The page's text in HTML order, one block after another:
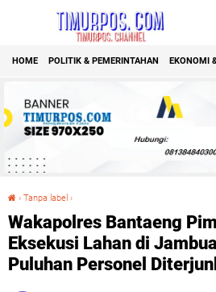
HOME POLITIK & PEMERINTAHAN EKONOMI
› Tanpa label ›
Wakapolres Bantaeng
Eksekusi Lahan di
Puluhan Personel